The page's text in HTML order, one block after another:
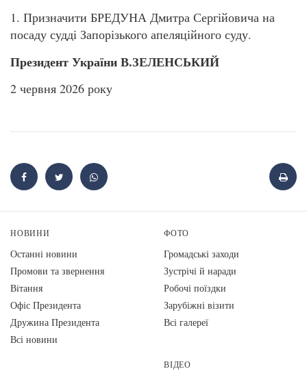
1. Призначити БРЕДУНА Дмитра Сергійовича на
посаду судді Запорізького апеляційного суду.
Президент України В.ЗЕЛЕНСЬКИЙ
2 червня 2026 року
НОВИНИ
Останні новини
Промови та звернення
Вiтання
Офіс Президента
Дружина Президента
Всі новини
ФОТО
Громадські заходи
Зустрічі й наради
Робочі поїздки
Зарубіжні візити
Всі галереї
ВІДЕО